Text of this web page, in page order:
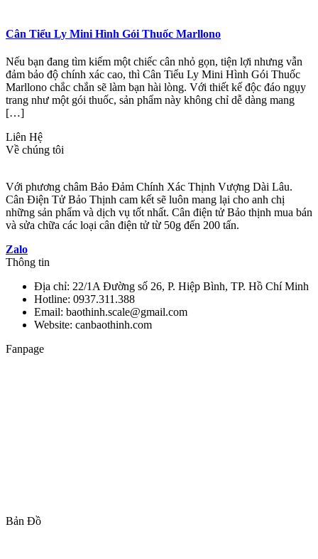
Cân Tiểu Ly Mini Hình Gói Thuốc Marllono
Nếu bạn đang tìm kiếm một chiếc cân nhỏ gọn, tiện lợi nhưng vẫn
đảm bảo độ chính xác cao, thì Cân Tiểu Ly Mini Hình Gói Thuốc
Marllono chắc chắn sẽ làm bạn hài lòng. Với thiết kế độc đáo ngụy
trang như một gói thuốc, sản phẩm này không chỉ dễ dàng mang
[…]
Liên Hệ
Về chúng tôi
Với phương châm Bảo Đảm Chính Xác Thịnh Vượng Dài Lâu.
Cân Điện Tử Bảo Thịnh cam kết sẽ luôn mang lại cho anh chị
những sản phẩm và dịch vụ tốt nhất. Cân điện tử Bảo thịnh mua bán
và sửa chữa các loại cân điện tử từ 50g đến 200 tấn.
Zalo
Thông tin
Địa chỉ: 22/1A Đường số 26, P. Hiệp Bình, TP. Hồ Chí Minh
Hotline: 0937.311.388
Email: baothinh.scale@gmail.com
Website: canbaothinh.com
Fanpage
Bản Đồ